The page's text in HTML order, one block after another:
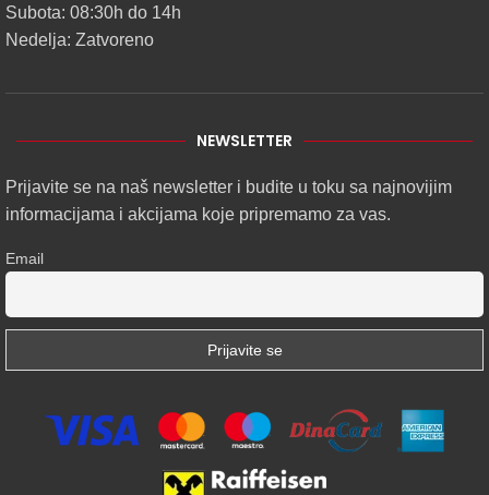
Subota: 08:30h do 14h
Nedelja: Zatvoreno
NEWSLETTER
Prijavite se na naš newsletter i budite u toku sa najnovijim
informacijama i akcijama koje pripremamo za vas.
Email